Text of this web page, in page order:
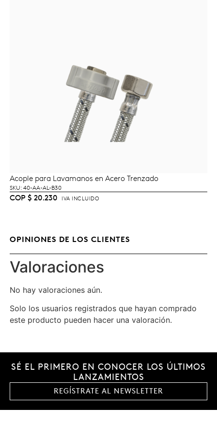
AÑADIR AL CARRITO
Acople para Lavamanos en Acero Trenzado
SKU: 40-AA-AL-B30
COP $ 20.230 IVA INCLUIDO
OPINIONES DE LOS CLIENTES
Valoraciones
No hay valoraciones aún.
Solo los usuarios registrados que hayan comprado
este producto pueden hacer una valoración.
SÉ EL PRIMERO EN CONOCER LOS ÚLTIMOS
LANZAMIENTOS
REGÍSTRATE AL NEWSLETTER